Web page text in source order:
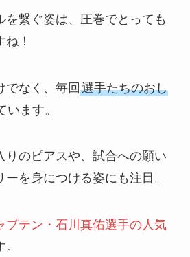
を繋ぐ姿は、圧巻でとっても
！
でなく、毎回 選手たちのおし
います。
りのピアスや、試合への願い
を身につける姿にも注目。
プテン・石川真佑選手の人気